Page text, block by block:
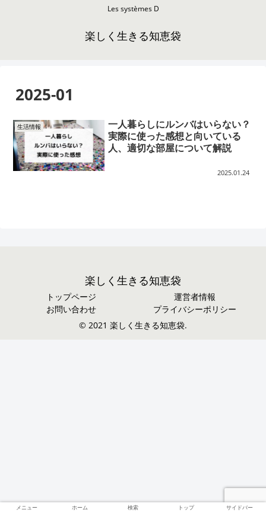
Les systèmes D
楽しく生きる知恵袋
2025-01
生活情報
一人暮らしにルンバはいらない？
実際に使った感想と向いている
人、適切な部屋について解説
2025.01.24
楽しく生きる知恵袋
トップページ
運営者情報
お問い合わせ
プライバシーポリシー
© 2021 楽しく生きる知恵袋.
メニュー ホーム 検索 トップ サイドバー